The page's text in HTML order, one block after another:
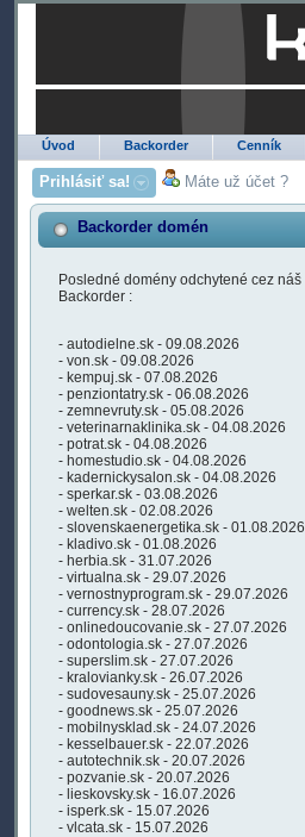
Úvod Backorder Cenník
Prihlásiť sa! Máte už účet ?
Backorder domén
Posledné domény odchytené cez náš
Backorder :
- autodielne.sk - 09.08.2026
- von.sk - 09.08.2026
- kempuj.sk - 07.08.2026
- penziontatry.sk - 06.08.2026
- zemnevruty.sk - 05.08.2026
- veterinarnaklinika.sk - 04.08.2026
- potrat.sk - 04.08.2026
- homestudio.sk - 04.08.2026
- kadernickysalon.sk - 04.08.2026
- sperkar.sk - 03.08.2026
- welten.sk - 02.08.2026
- slovenskaenergetika.sk - 01.08.2026
- kladivo.sk - 01.08.2026
- herbia.sk - 31.07.2026
- virtualna.sk - 29.07.2026
- vernostnyprogram.sk - 29.07.2026
- currency.sk - 28.07.2026
- onlinedoucovanie.sk - 27.07.2026
- odontologia.sk - 27.07.2026
- superslim.sk - 27.07.2026
- kralovianky.sk - 26.07.2026
- sudovesauny.sk - 25.07.2026
- goodnews.sk - 25.07.2026
- mobilnysklad.sk - 24.07.2026
- kesselbauer.sk - 22.07.2026
- autotechnik.sk - 20.07.2026
- pozvanie.sk - 20.07.2026
- lieskovsky.sk - 16.07.2026
- isperk.sk - 15.07.2026
- vlcata.sk - 15.07.2026